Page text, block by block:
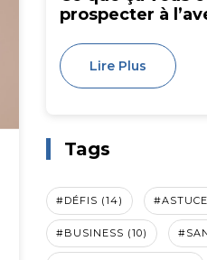
prospecter à
Lire Plus
Tags
#DÉFIS (14)
#BUSINESS (10)